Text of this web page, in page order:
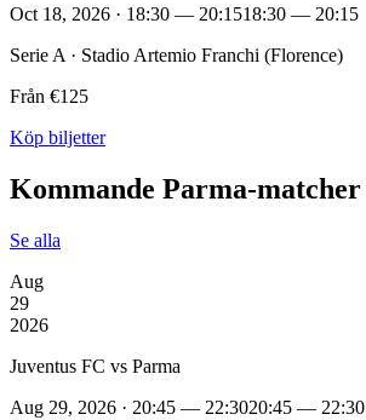
Oct 18, 2026 · 18:30 — 20:1518:30 — 20:15
Serie A · Stadio Artemio Franchi (Florence)
Från €125
Köp biljetter
Kommande Parma‑matcher
Se alla
Aug
29
2026
Juventus FC vs Parma
Aug 29, 2026 · 20:45 — 22:3020:45 — 22:30